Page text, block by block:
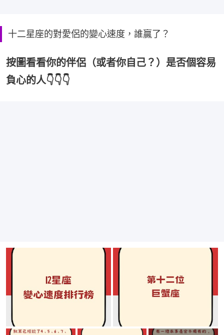
十二星座的對愛侶的變心速度，誰贏了？
按圖看看你的伴侶（或者你自己？）是否個容易
負心的人👇👇👇